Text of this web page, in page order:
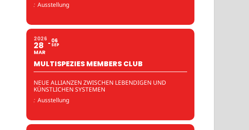
: Ausstellung
2026
28
MAR
06
SEP
MULTISPEZIES MEMBERS CLUB
NEUE ALLIANZEN ZWISCHEN LEBENDIGEN UND
KÜNSTLICHEN SYSTEMEN
: Ausstellung